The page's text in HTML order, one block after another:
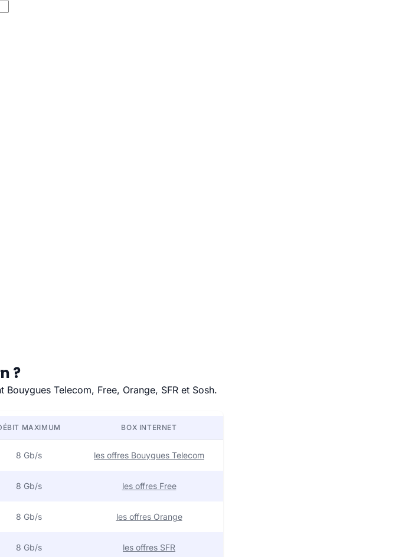
?
Telecom, Free, Orange, SFR et Sosh.
MAXIMUM BOX INTERNET
8 Gb/s les offres Bouygues Telecom
8 Gb/s les offres Free
8 Gb/s les offres Orange
8 Gb/s les offres SFR